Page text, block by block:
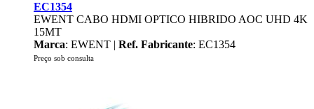
EC1354
EWENT CABO HDMI OPTICO HIBRIDO AOC UHD 4K
15MT
Marca: EWENT | Ref. Fabricante: EC1354
Preço sob consulta